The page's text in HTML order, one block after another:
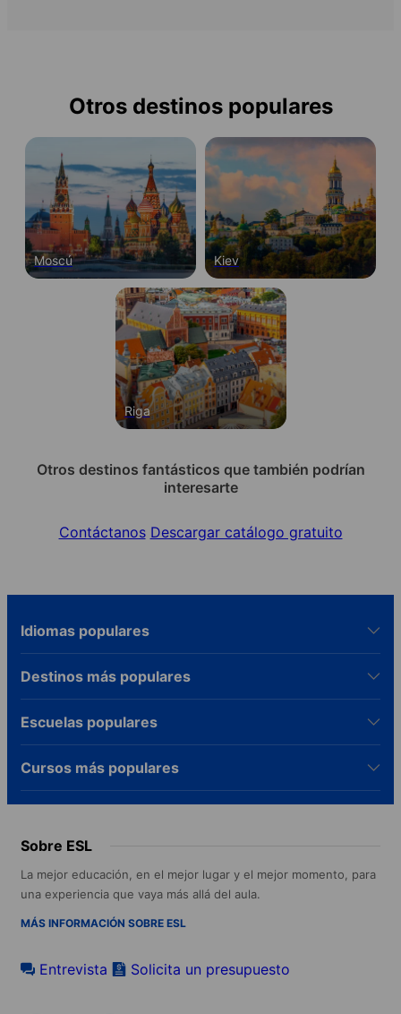
Otros destinos populares
Moscú Kiev
Riga
Otros destinos fantásticos que también podrían
interesarte
Contáctanos Descargar catálogo gratuito
Idiomas populares
Destinos más populares
Escuelas populares
Cursos más populares
Sobre ESL
La mejor educación, en el mejor lugar y el mejor momento, para
una experiencia que vaya más allá del aula.
MÁS INFORMACIÓN SOBRE ESL
Entrevista Solicita un presupuesto